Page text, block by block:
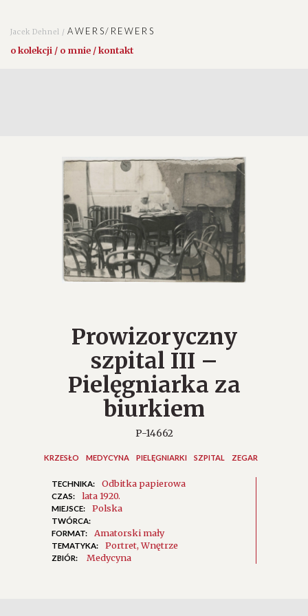
Jacek Dehnel /AWERS/REWERS
o kolekcji / o mnie / kontakt
Prowizoryczny
szpital III –
Pielęgniarka za
biurkiem
P-14662
KRZESŁO MEDYCYNA PIELĘGNIARKI SZPITAL ZEGAR
TECHNIKA: Odbitka papierowa
CZAS: lata 1920.
MIEJSCE: Polska
TWÓRCA:
FORMAT:
Amatorski mały
TEMATYKA: Portret Wnętrze
ZBIÓR: Medycyna